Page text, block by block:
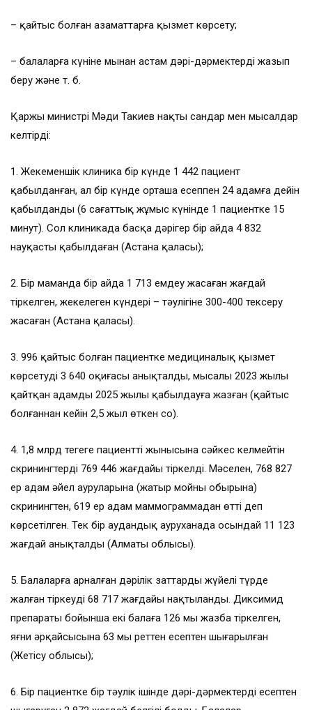
– қайтыс болған азаматтарға қызмет көрсету;
– балаларға күніне мыңнан астам дәрі-дәрмектерді жазып
беру және т. б.
Қаржы министрі Мәди Такиев нақты сандар мен мысалдар
келтірді:
1. Жекеменшік клиника бір күнде 1 442 пациент
қабылданған, ал бір күнде орташа есеппен 24 адамға дейін
қабылданды (6 сағаттық жұмыс күнінде 1 пациентке 15
минут). Сол клиникада басқа дәрігер бір айда 4 832
науқасты қабылдаған (Астана қаласы);
2. Бір маманда бір айда 1 713 емдеу жасаған жағдай
тіркелген, жекелеген күндері – тәулігіне 300-400 тексеру
жасаған (Астана қаласы).
3. 996 қайтыс болған пациентке медициналық қызмет
көрсетудің 3 640 оқиғасы анықталды, мысалы 2023 жылы
қайтқан адамды 2025 жылы қабылдауға жазған (қайтыс
болғаннан кейін 2,5 жыл өткен соң).
4. 1,8 млрд теңгеге пациенттің жынысына сәйкес келмейтін
скринингтердің 769 446 жағдайы тіркелді. Мәселен, 768 827
ер адам әйел ауруларына (жатыр мойны обырына)
скринингтен, 619 ер адам маммограммадан өтті деп
көрсетілген. Тек бір аудандық ауруханада осындай 11 123
жағдай анықталды (Алматы облысы).
5. Балаларға арналған дәрілік заттарды жүйелі түрде
жалған тіркеудің 68 717 жағдайы нақтыланды. Диксимид
препараты бойынша екі балаға 126 мың жазба тіркелген,
яғни әрқайсысына 63 мың реттен есептен шығарылған
(Жетісу облысы);
6. Бір пациентке бір тәулік ішінде дәрі-дәрмектерді есептен